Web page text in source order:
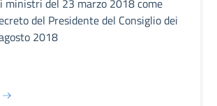
ministri del 23 marzo 2018 come
del Presidente del Consiglio dei
2018